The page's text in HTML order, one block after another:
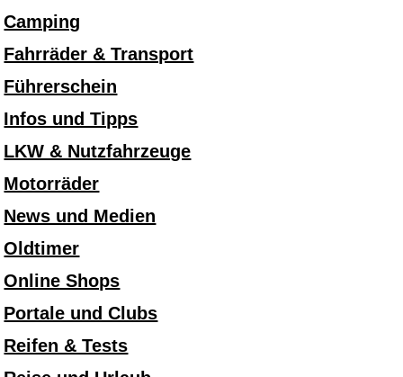
Camping
Fahrräder & Transport
Führerschein
Infos und Tipps
LKW & Nutzfahrzeuge
Motorräder
News und Medien
Oldtimer
Online Shops
Portale und Clubs
Reifen & Tests